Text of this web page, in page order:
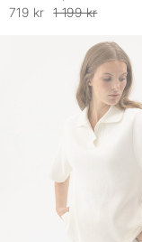
719 kr
1 199 kr